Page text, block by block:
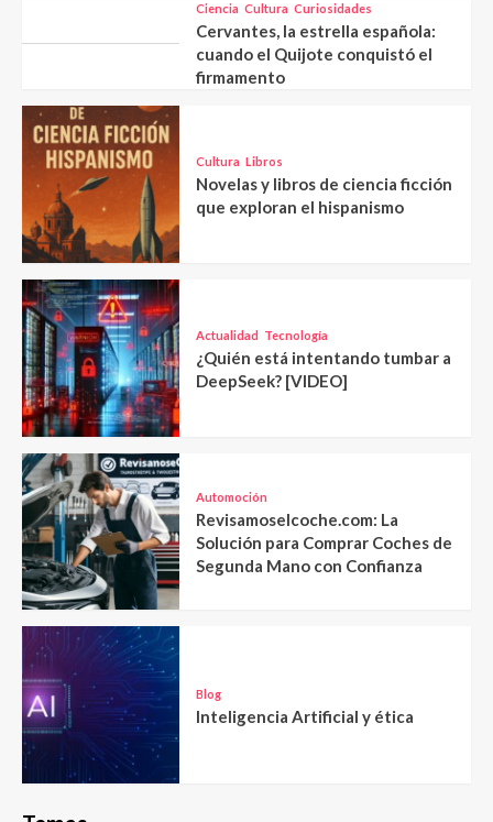
Ciencia Cultura Curiosidades
Cervantes, la estrella española:
cuando el Quijote conquistó el
firmamento
Cultura Libros
Novelas y libros de ciencia ficción
que exploran el hispanismo
Actualidad Tecnología
¿Quién está intentando tumbar a
DeepSeek? [VIDEO]
Automoción
Revisamoselcoche.com: La
Solución para Comprar Coches de
Segunda Mano con Confianza
Blog
Inteligencia Artificial y ética